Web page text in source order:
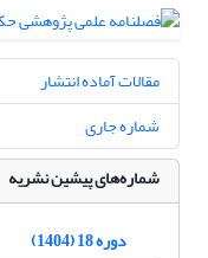
مقالات آماده انتشار
شماره جاری
شماره‌های پیشین نشریه
دوره 18 (1404)